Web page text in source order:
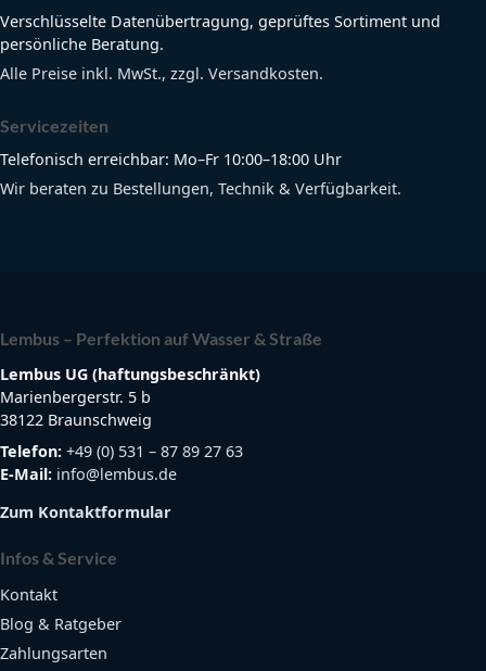
Verschlüsselte Datenübertragung, geprüftes Sortiment und
persönliche Beratung.
Alle Preise inkl. MwSt., zzgl. Versandkosten.
Servicezeiten
Telefonisch erreichbar: Mo–Fr 10:00–18:00 Uhr
Wir beraten zu Bestellungen, Technik & Verfügbarkeit.
Lembus – Perfektion auf Wasser & Straße
Lembus UG (haftungsbeschränkt)
Marienbergerstr. 5 b
38122 Braunschweig
Telefon: +49 (0) 531 – 87 89 27 63
E-Mail: info@lembus.de
Zum Kontaktformular
Infos & Service
Kontakt
Blog & Ratgeber
Zahlungsarten